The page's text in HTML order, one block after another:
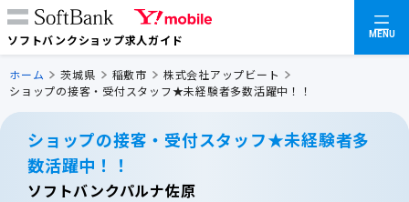
ソフトバンクショップ求人ガイド MENU
ホーム 茨城県 稲敷市
株式会社アップビート
ショップの接客・受付スタッフ★未経験者多数活躍中！！
ショップの接客・受付スタッフ★未経験者多
数活躍中！！
ソフトバンクパルナ佐原